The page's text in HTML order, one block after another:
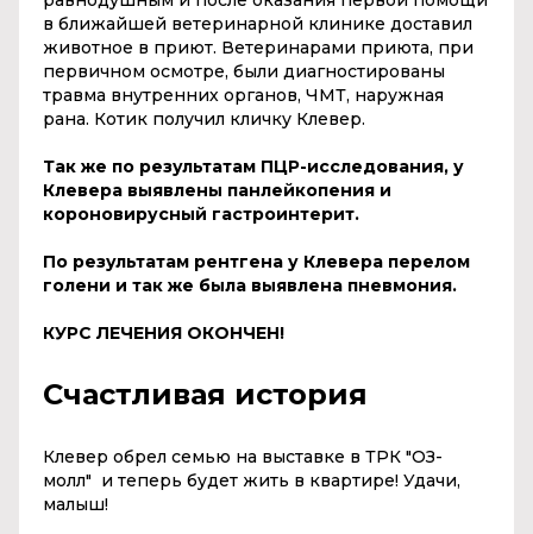
в ближайшей ветеринарной клинике доставил
животное в приют. Ветеринарами приюта, при
первичном осмотре, были диагностированы
травма внутренних органов, ЧМТ, наружная
рана. Котик получил кличку Клевер.
Так же по результатам ПЦР-исследования, у
Клевера выявлены панлейкопения и
короновирусный гастроинтерит.
По результатам рентгена у Клевера перелом
голени и так же была выявлена пневмония.
КУРС ЛЕЧЕНИЯ ОКОНЧЕН!
Счастливая история
Клевер обрел семью на выставке в ТРК "ОЗ-
молл" и теперь будет жить в квартире! Удачи,
малыш!